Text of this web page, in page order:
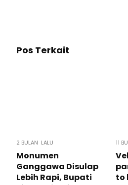
Pos Terkait
2 BULAN LALU
Monumen
Ganggawa Disulap
Lebih Rapi, Bupati
11
to